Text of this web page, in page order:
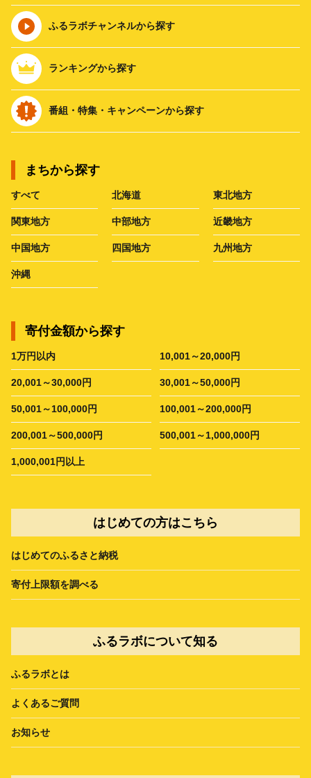
ふるラボチャンネルから探す
ランキングから探す
番組・特集・キャンペーンから探す
まちから探す
すべて 北海道 東北地方
関東地方 中部地方 近畿地方
中国地方 四国地方 九州地方
沖縄
寄付金額から探す
1万円以内 10,001～20,000円
20,001～30,000円 30,001～50,000円
50,001～100,000円 100,001～200,000円
200,001～500,000円 500,001～1,000,000円
1,000,001円以上
はじめての方はこちら
はじめてのふるさと納税
寄付上限額を調べる
ふるラボについて知る
ふるラボとは
よくあるご質問
お知らせ